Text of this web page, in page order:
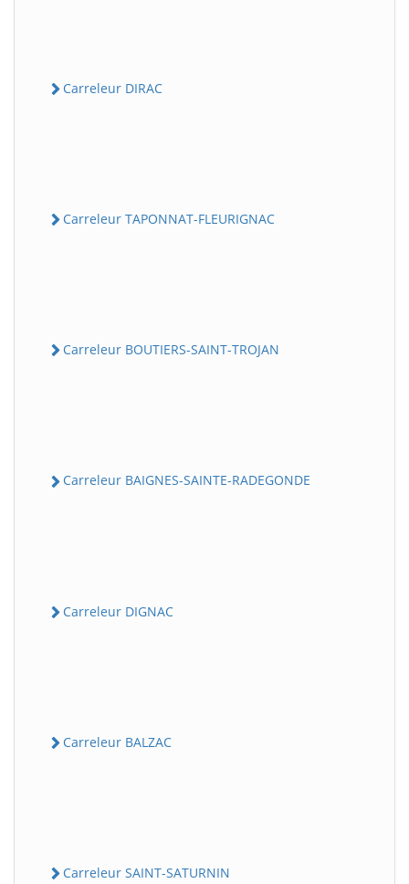
Carreleur DIRAC
Carreleur TAPONNAT-FLEURIGNAC
Carreleur BOUTIERS-SAINT-TROJAN
Carreleur BAIGNES-SAINTE-RADEGONDE
Carreleur DIGNAC
Carreleur BALZAC
Carreleur SAINT-SATURNIN